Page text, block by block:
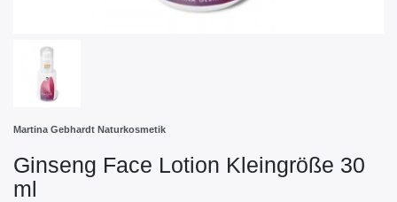
Martina Gebhardt Naturkosmetik
Ginseng Face Lotion Kleingröße 30
ml